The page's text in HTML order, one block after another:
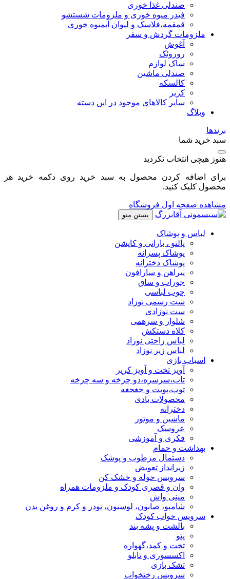
صندلی غذا خوری
فیدر میوه خوری و ملزومات شستشو
قمقمه،فلاسک و لیوان آبمیوه خوری
ملزومات گردش و سفر
آغوش
روروئک
ساک لوازم
صندلی ماشین
کالسکه
کریر
سایر کالاهای موجود در این دسته
وبلاگ
برندها
سبد خرید شما
هنوز هیچی انتخاب نکردید
برای اضافه کردن محصول به سبد خرید روی دکمه خرید هر
محصول کلیک کنید.
مشاهده صفحه اول فروشگاه
بستن منو
لباس و پوشاک
پالتو ، بارانی و کاپشن
پوشاک پسرانه
پوشاک دخترانه
پیراهن و سارافون
جوراب و ساق
چوب لباسی
ست رسمی نوزاد
ست نوزادی
شلوار و سرهمی
کلاه دستکش
لباس راحتی نوزاد
لباس زیر نوزاد
اسباب بازی
آویز تخت و آویز کریر
تاب،سرسره،دو چرخه و سه چرخه
توپ،پوپت و جغجغه
محصولات بادی
دخترانه
ماشین و موتور
عروسک
فکری و آموزشی
بهداشت و حمام
دستمال مرطوب و پوشک
زیرانداز تعویض
سرویس حوله و خشک کن
وان و قصری کودک و ملزومات همراه
مینی واش
شامپو، صابون، لوسیون، پودر و کرم و روغن بدن
سرویس خواب کودک
بالشت و پشه بند
پتو
تخت و کمد،گهواره
اکسسوری و تابلو
تشک بازی
سرویس رختخواب